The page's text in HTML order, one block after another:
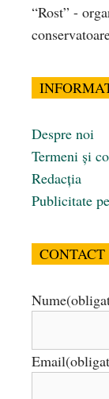
“Rost” -
Despre noi
Termeni și
Redacția
Publicitate
CONTACT
Nume
Email